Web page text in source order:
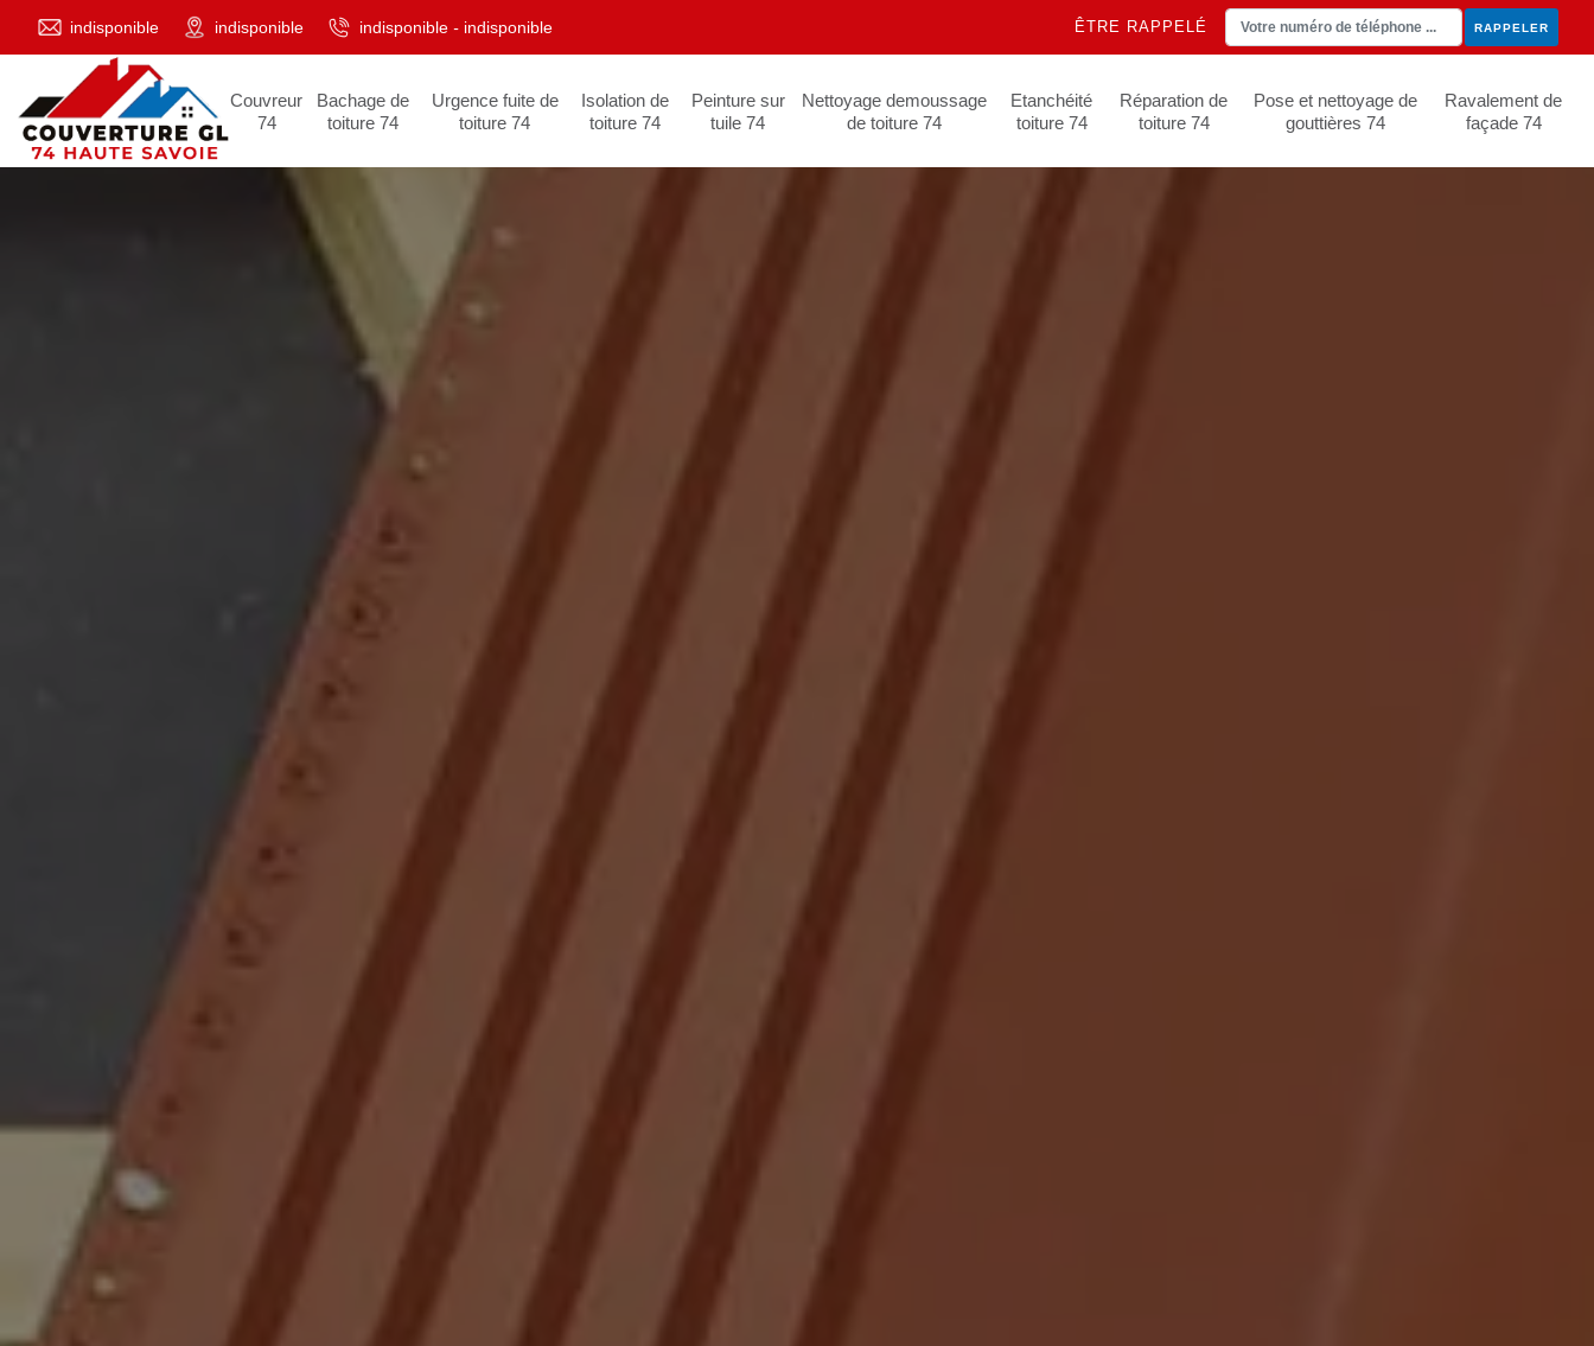
indisponible indisponible indisponible - indisponible ÊTRE RAPPELÉ
Couvreur
74
Bachage de
toiture 74
Urgence fuite de
toiture 74
Isolation de
toiture 74
Peinture sur
tuile 74
Nettoyage demoussage
de toiture 74
Etanchéité
toiture 74
Réparation de
toiture 74
Pose et nettoyage de
gouttières 74
Ravalement de
façade 74